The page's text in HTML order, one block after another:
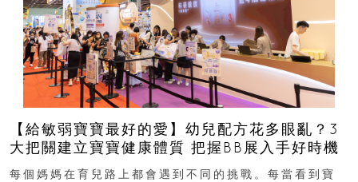
【給敏弱寶寶最好的愛】幼兒配方花多眼亂？3
大把關建立寶寶健康體質 把握BB展入手好時機
每個媽媽在育兒路上都會遇到不同的挑戰。每當看到寶